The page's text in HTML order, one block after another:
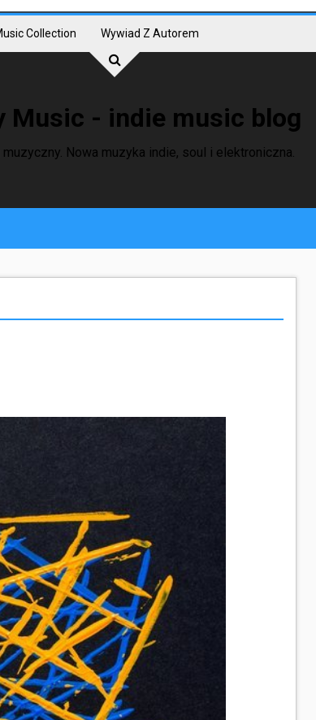
Collection Wywiad Z Autorem
Music - indie music blog
Nowa muzyka indie, soul i elektroniczna.